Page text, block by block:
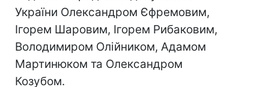
України Олександром Єфремовим,
Ігорем Шаровим, Ігорем Рибаковим,
Володимиром Олійником, Адамом
Мартинюком та Олександром
Козубом.